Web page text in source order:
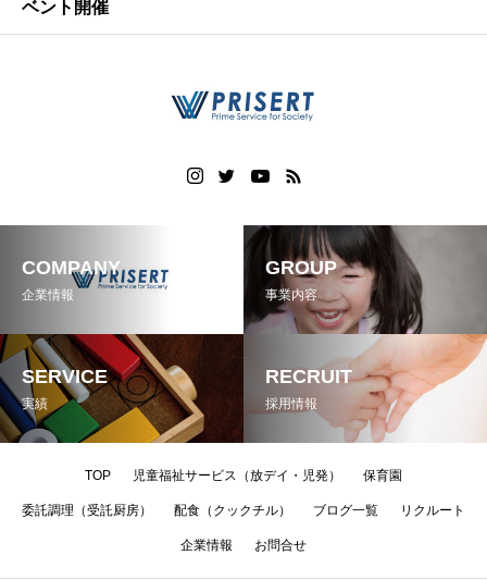
ベント開催
COMPANY
企業情報
GROUP
事業内容
SERVICE
実績
RECRUIT
採用情報
TOP 児童福祉サービス（放デイ・児発） 保育園
委託調理（受託厨房） 配食（クックチル） ブログ一覧 リクルート
企業情報 お問合せ